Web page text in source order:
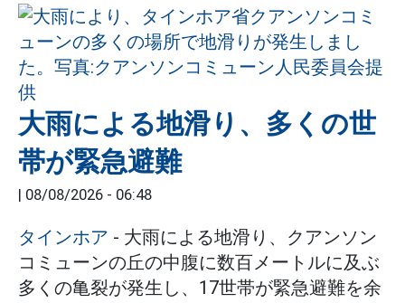
大雨による地滑り、多くの世
帯が緊急避難
08/08/2026 - 06:48
タインホア - 大雨による地滑り、クアンソン
コミューンの丘の中腹に数百メートルに及ぶ
多くの亀裂が発生し、17世帯が緊急避難を余